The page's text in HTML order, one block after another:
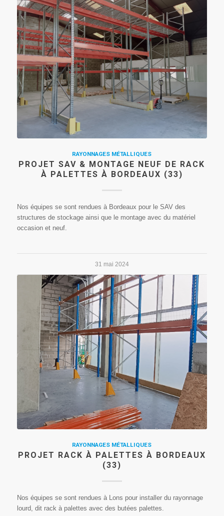
RAYONNAGES MÉTALLIQUES
PROJET SAV & MONTAGE NEUF DE RACK
À PALETTES À BORDEAUX (33)
Nos équipes se sont rendues à Bordeaux pour le SAV des
structures de stockage ainsi que le montage avec du matériel
occasion et neuf.
31 mai 2024
RAYONNAGES MÉTALLIQUES
PROJET RACK À PALETTES À BORDEAUX
(33)
Nos équipes se sont rendues à Lons pour installer du rayonnage
lourd, dit rack à palettes avec des butées palettes.